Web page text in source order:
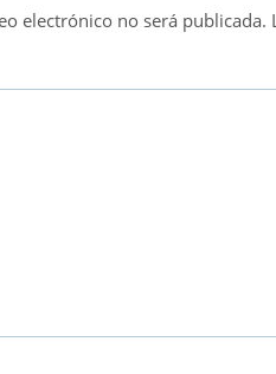
electrónico no será publicada.